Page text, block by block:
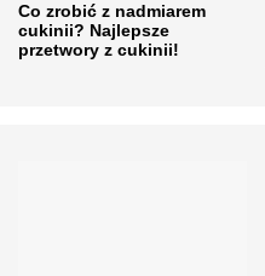
Co zrobić z nadmiarem
cukinii? Najlepsze
przetwory z cukinii!